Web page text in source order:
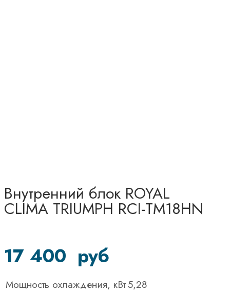
Внутренний блок ROYAL
CLIMA TRIUMPH RCI-TM18HN
17 400 руб
Мощность охлаждения, кВт5,28